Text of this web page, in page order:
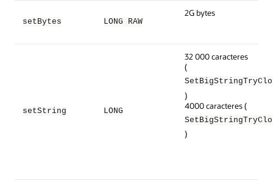
setBytes LONG RAW
2G bytes
setString LONG
32 000 caracteres
(
)
4000 caracteres(
)